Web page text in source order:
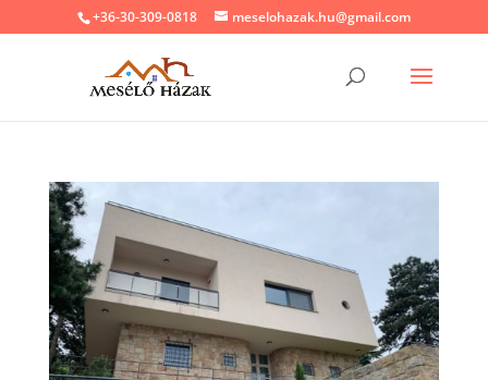
+36-30-309-0818 meselohazak.hu@gmail.com